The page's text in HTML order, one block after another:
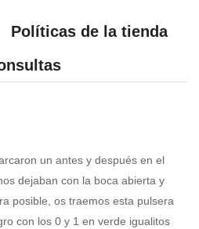
Políticas de la tienda
un antes y después en el
dejaban con la boca abierta y
posible, os traemos esta pulsera
con los 0 y 1 en verde igualitos